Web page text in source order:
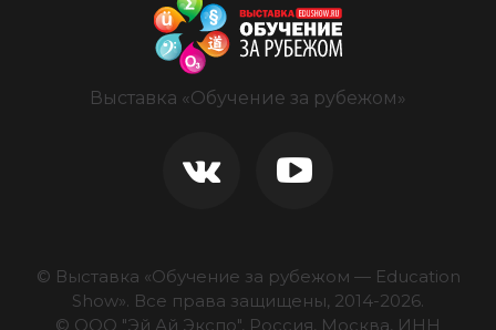
Выставка «Обучение за рубежом»
© Выставка «Обучение за рубежом — Education
Show». Все права защищены, 2014-2026.
© ООО "Эй Ай Экспо", Россия, Москва, ИНН